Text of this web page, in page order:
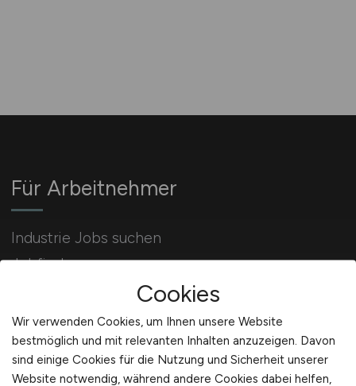
Für Arbeitnehmer
Industrie Jobs suchen
Jobfinder
Arbeitnehmer Registrierung
Cookies
Wir verwenden Cookies, um Ihnen unsere Website
bestmöglich und mit relevanten Inhalten anzuzeigen. Davon
sind einige Cookies für die Nutzung und Sicherheit unserer
Website notwendig, während andere Cookies dabei helfen,